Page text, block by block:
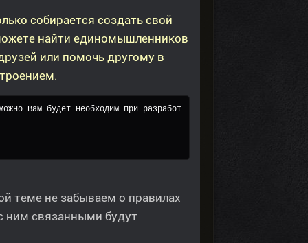
собирается создать свой
найти единомышленников
или помочь другому в
Вам будет необходим при разработ
теме не забываем о правилах
ним связанными будут